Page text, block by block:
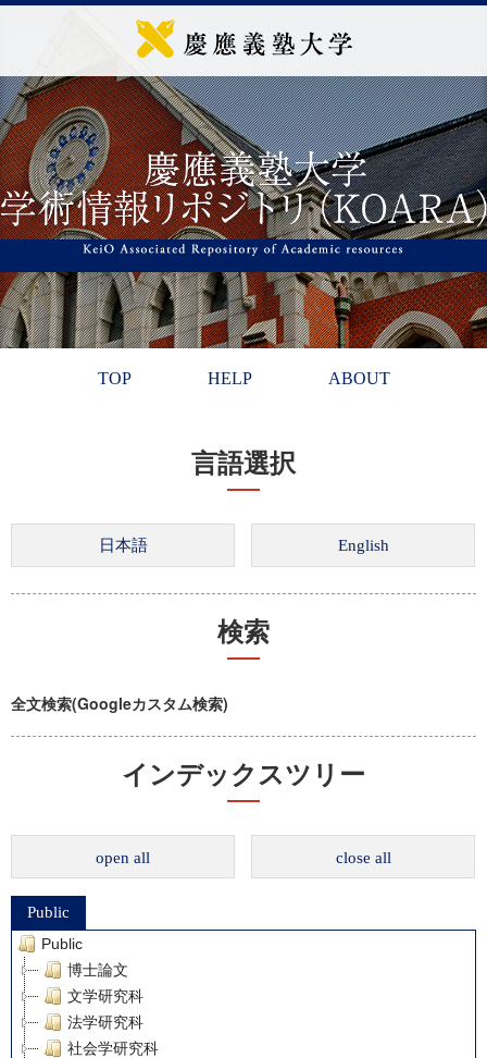
TOP HELP ABOUT
言語選択
検索
全文検索(Googleカスタム検索)
インデックスツリー
open all close all
Public
Public
博士論文
文学研究科
法学研究科
社会学研究科